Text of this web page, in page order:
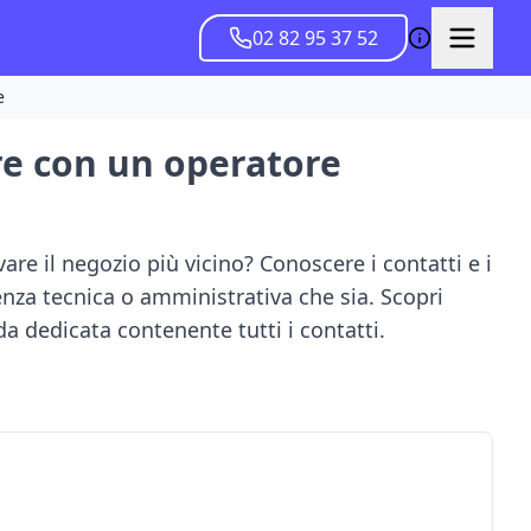
02 82 95 37 52
con un operatore
il negozio più vicino? Conoscere i contatti e i
tecnica o amministrativa che sia. Scopri
dedicata contenente tutti i contatti.